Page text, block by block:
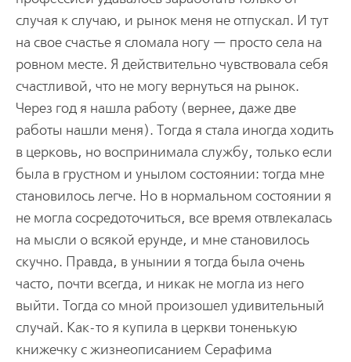
случая к случаю, и рынок меня не отпускал. И тут
на свое счастье я сломала ногу — просто села на
ровном месте. Я действительно чувствовала себя
счастливой, что не могу вернуться на рынок.
Через год я нашла работу (вернее, даже две
работы нашли меня). Тогда я стала иногда ходить
в церковь, но воспринимала службу, только если
была в грустном и унылом состоянии: тогда мне
становилось легче. Но в нормальном состоянии я
не могла сосредоточиться, все время отвлекалась
на мысли о всякой ерунде, и мне становилось
скучно. Правда, в унынии я тогда была очень
часто, почти всегда, и никак не могла из него
выйти. Тогда со мной произошел удивительный
случай. Как-то я купила в церкви тоненькую
книжечку с жизнеописанием Серафима